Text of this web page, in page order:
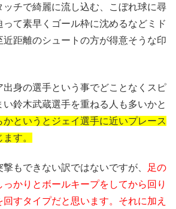
ッチで綺麗に流し込む、こぼれ球に尋
て素早くゴール枠に沈めるなどミド
近距離のシュートの方が得意そうな印
出身の選手という事でどことなくスピ
鈴木武蔵選手を重ねる人も多いかと
かというとジェイ選手に近いプレース
す。
もできない訳ではないですが、
足の
かりとボールキープをしてから回り
すタイプだと思います。それに加え